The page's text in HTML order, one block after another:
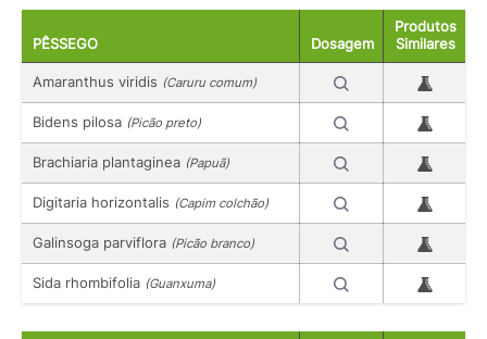
PÊSSEGO Dosagem
Produtos
Similares
Amaranthus viridis (Caruru comum)
Bidens pilosa (Picão preto)
Brachiaria plantaginea (Papuã)
Digitaria horizontalis (Capim colchão)
Galinsoga parviflora (Picão branco)
Sida rhombifolia (Guanxuma)